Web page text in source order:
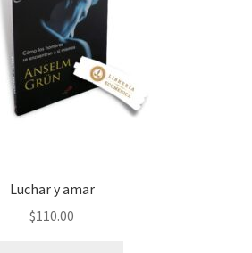
Luchar y amar
$110.00